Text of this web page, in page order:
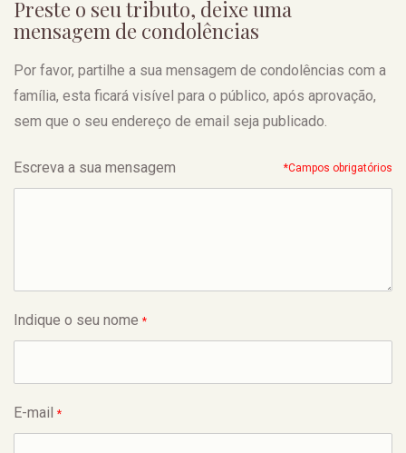
Preste o seu tributo, deixe uma
mensagem de condolências
Por favor, partilhe a sua mensagem de condolências com a
família, esta ficará visível para o público, após aprovação,
sem que o seu endereço de email seja publicado.
Escreva a sua mensagem *Campos obrigatórios
Indique o seu nome *
E-mail *